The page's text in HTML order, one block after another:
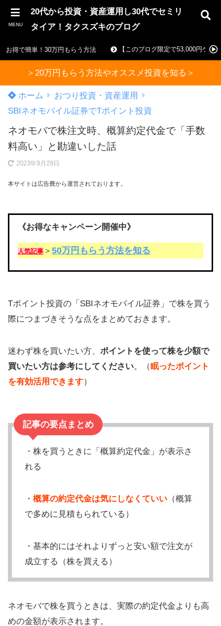
MENU
20代から投資・資産運用し30代でセミリ
タイア！タクスズキのブログ
お得で簡単！30万円もらう方法 【このブログ限定で53,000円ゲッ
＞20万円もらう方法やオススメ投資を知る＞
ホーム
おつり投資・資産運用
SBIネオモバイル証券でTポイント投資
ネオモバで株注文時、概算約定代金で「手数
料高い」と勘違いした話
2023年9月29日
本サイトは広告費から運営されております。
《お得なキャンペーン開催中》
人気記事 ＞ 50万円もらう方法を知る
Tポイント投資の「SBIネオモバイル証券」で株を買う
際につまづきそうな点をまとめておきます。
迷わず株を買いたい方、 ポイントを使って株を少額で
買いたい方は参考にしてください。（眠ったポイント
を有効活用できます）
記事の要点まとめ
・株を買うときに「概算約定代金」が表示さ
れる
・ 概算の約定代金は気にしなくていい（概算
で多めに見積もられている）
・基本的にはそれよりずっと安い額で注文が
成立する（株を買える）
ネオモバで株を買うときは、実際の約定代金よりも高
めの金額が表示されます。